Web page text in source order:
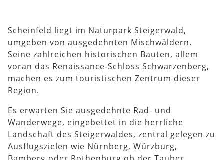
Scheinfeld liegt im Naturpark Steigerwald,
umgeben von ausgedehnten Mischwäldern.
Seine zahlreichen historischen Bauten, allem
voran das Renaissance-Schloss Schwarzenberg,
machen es zum touristischen Zentrum dieser
Region.
Es erwarten Sie ausgedehnte Rad- und
Wanderwege, eingebettet in die herrliche
Landschaft des Steigerwaldes, zentral gelegen zu
Ausflugszielen wie Nürnberg, Würzburg,